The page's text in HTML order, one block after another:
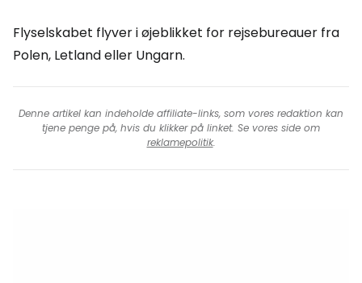
Flyselskabet flyver i øjeblikket for rejsebureauer fra
Polen, Letland eller Ungarn.
Denne artikel kan indeholde affiliate-links, som vores redaktion kan
tjene penge på, hvis du klikker på linket. Se vores side om
reklamepolitik.